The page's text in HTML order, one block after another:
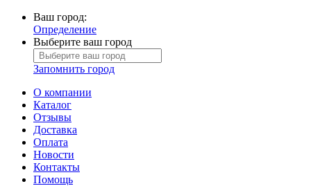
Ваш город:
Определение
Выберите ваш город
Запомнить город
О компании
Каталог
Отзывы
Доставка
Оплата
Новости
Контакты
Помощь